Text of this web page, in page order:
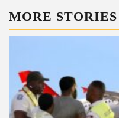
MORE STORIES